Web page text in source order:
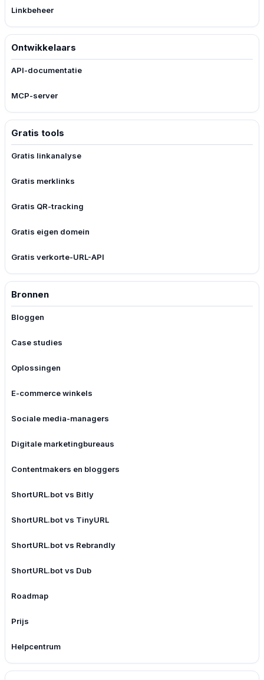
Linkbeheer
Ontwikkelaars
API-documentatie
MCP-server
Gratis tools
Gratis linkanalyse
Gratis merklinks
Gratis QR-tracking
Gratis eigen domein
Gratis verkorte-URL-API
Bronnen
Bloggen
Case studies
Oplossingen
E-commerce winkels
Sociale media-managers
Digitale marketingbureaus
Contentmakers en bloggers
ShortURL.bot vs Bitly
ShortURL.bot vs TinyURL
ShortURL.bot vs Rebrandly
ShortURL.bot vs Dub
Roadmap
Prijs
Helpcentrum